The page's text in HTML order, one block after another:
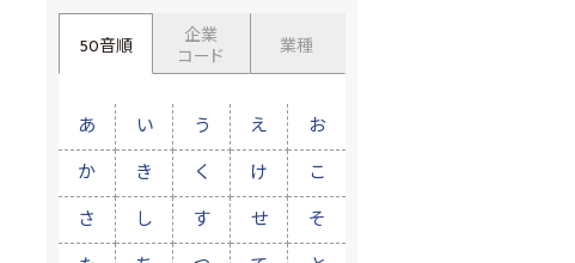
50音順
企業
コード
業種
あ い う え お
か き く け こ
さ し す せ そ